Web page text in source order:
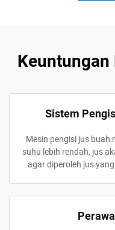
Sistem
Mesin pengisi jus buah
suhu lebih rendah, jus
agar diperoleh jus